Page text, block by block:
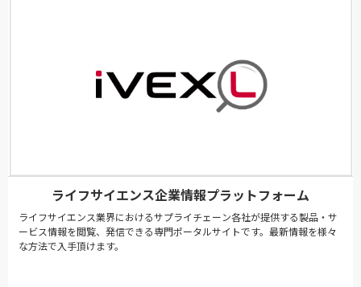
ライフサイエンス企業情報プラットフォーム
ライフサイエンス業界におけるサプライチェーン各社が提供する製品・サ
ービス情報を閲覧、発信できる専門ポータルサイトです。最新情報を様々
な方法で入手頂けます。